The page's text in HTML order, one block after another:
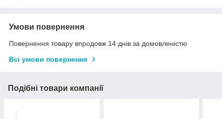
Умови повернення
Повернення товару впродовж 14 днів за домовленістю
Всі умови повернення
Подібні товари компанії